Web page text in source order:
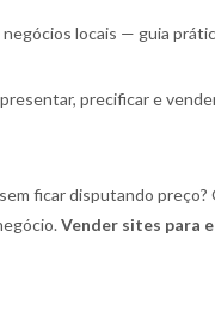
locais — guia
precificar e
ficar disputando
Vender sites para